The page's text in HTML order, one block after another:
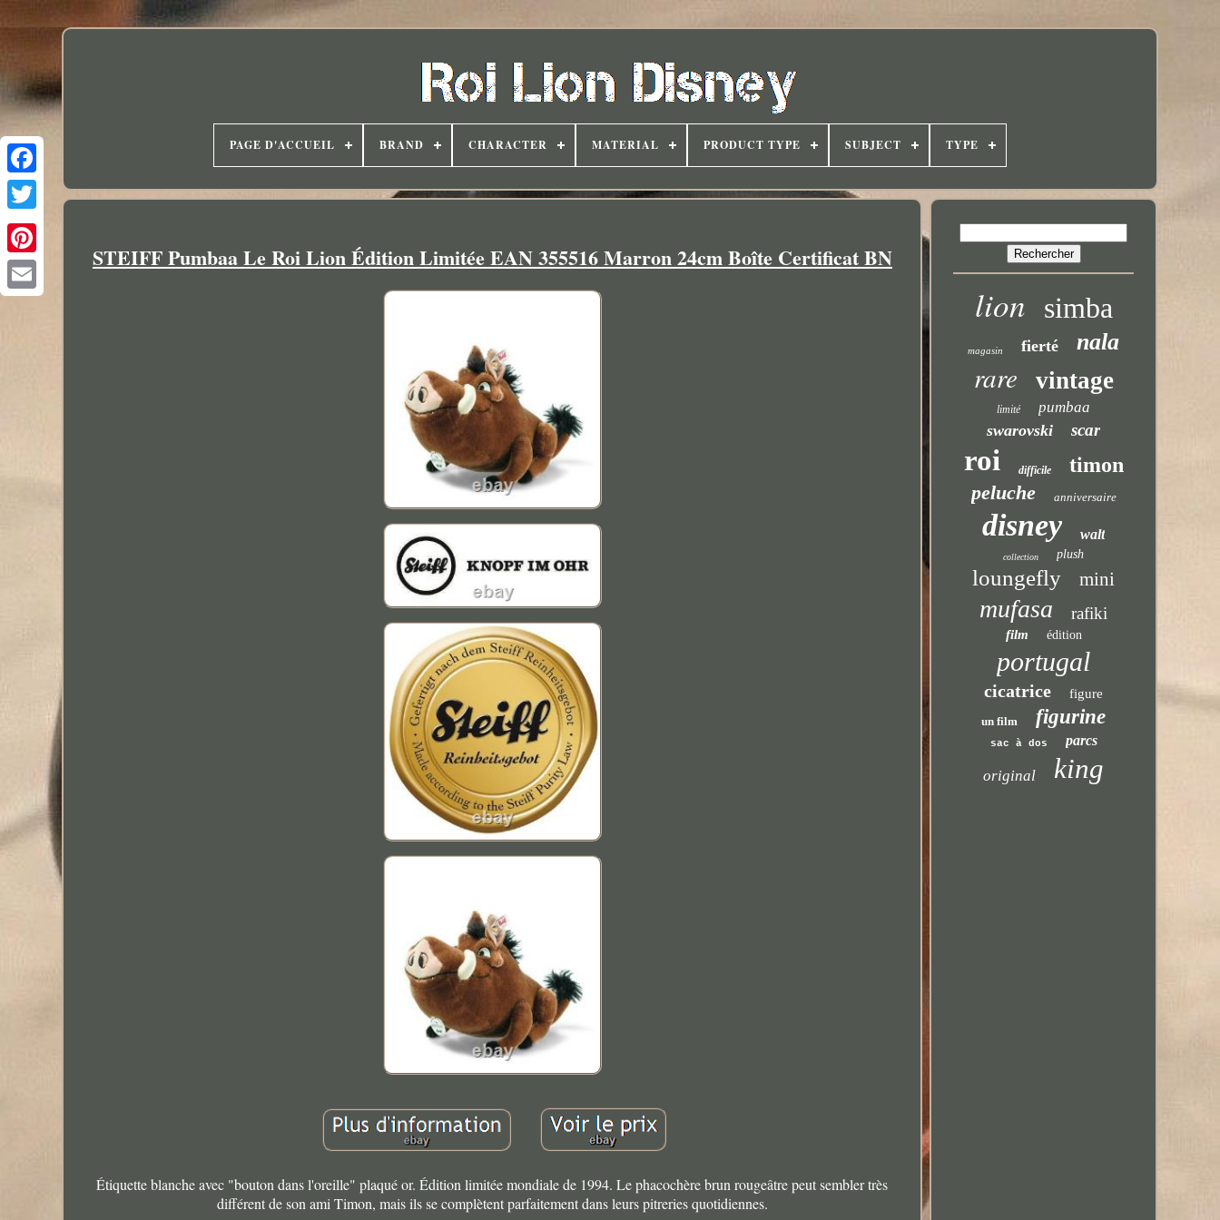
PAGE D'ACCUEIL BRAND CHARACTER MATERIAL PRODUCT TYPE SUBJECT TYPE
STEIFF Pumbaa Le Roi Lion Édition Limitée EAN 355516 Marron 24cm Boîte Certificat BN
Étiquette blanche avec "bouton dans l'oreille" plaqué or. Édition limitée mondiale de 1994. Le phacochère brun rougeâtre peut sembler très
différent de son ami Timon, mais ils se complètent parfaitement dans leurs pitreries quotidiennes.
lion simba
magasin fierté nala
rare vintage
limité pumbaa
swarovski scar
roi difficile timon
peluche anniversaire
disney walt
collection plush
loungefly mini
mufasa rafiki
film édition
portugal
cicatrice figure
un film figurine
sac à dos parcs
original king